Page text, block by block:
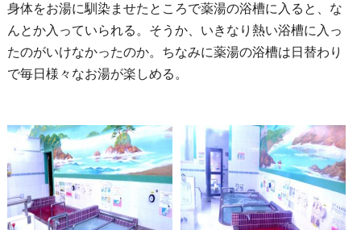
身体をお湯に馴染ませたところで薬湯の浴槽に入ると、な
んとか入っていられる。そうか、いきなり熱い浴槽に入っ
たのがいけなかったのか。ちなみに薬湯の浴槽は日替わり
で毎日様々なお湯が楽しめる。